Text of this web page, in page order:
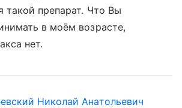
такой препарат. Что Вы
в моём возрасте,
нет.
Николай Анатольевич